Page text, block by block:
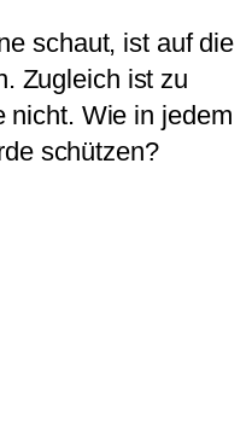
schaut, ist auf die
Zugleich ist zu
nicht. Wie in jedem
schützen?